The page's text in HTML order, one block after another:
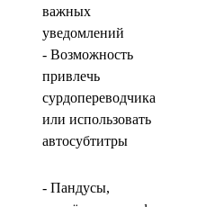
важных
уведомлений
- Возможность
привлечь
сурдопереводчика
или использовать
автосубтитры
- Пандусы,